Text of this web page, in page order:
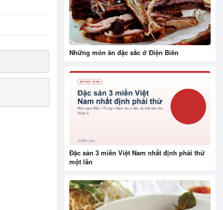
Những món ăn đặc sắc ở Điện Biên
Đặc sản 3 miền Việt Nam nhất định phải thử
một lần